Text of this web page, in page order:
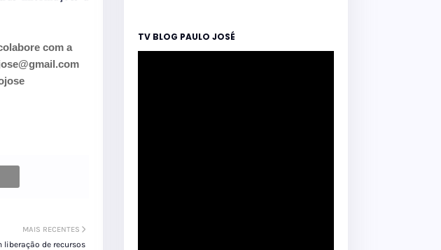
com a
MAIS RECENTES
liberação de recursos
TV BLOG PAULO JOSÉ